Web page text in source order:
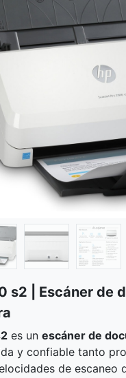
s2 | Escáner de
es un escáner de
y confiable tanto
de escaneo